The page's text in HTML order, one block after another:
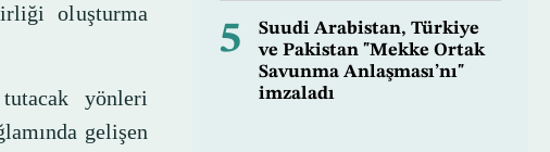
oluşturma
yönleri
gelişen
5
Suudi Arabistan, Türkiye
ve Pakistan "Mekke Ortak
Savunma Anlaşması’nı"
imzaladı